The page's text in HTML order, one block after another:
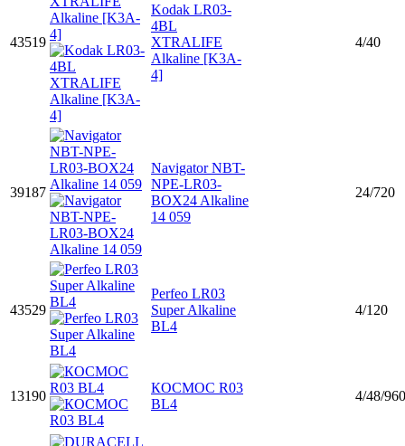
43519
Kodak LR03-
4BL
XTRALIFE
Alkaline [K3A-
4]
4/40
39187
Navigator NBT-
NPE-LR03-
BOX24 Alkaline
14 059
24/720
43529
Perfeo LR03
Super Alkaline
BL4
4/120
13190
КОСМОС R03
BL4
4/48/960